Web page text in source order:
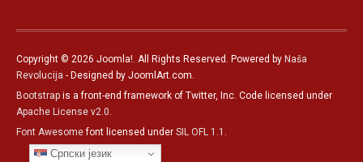
Српски језик
Copyright © 2026 Joomla!. All Rights Reserved. Powered by Naša
Revolucija - Designed by JoomlArt.com.
Bootstrap is a front-end framework of Twitter, Inc. Code licensed under
Apache License v2.0.
Font Awesomefont licensed under SIL OFL 1.1 .